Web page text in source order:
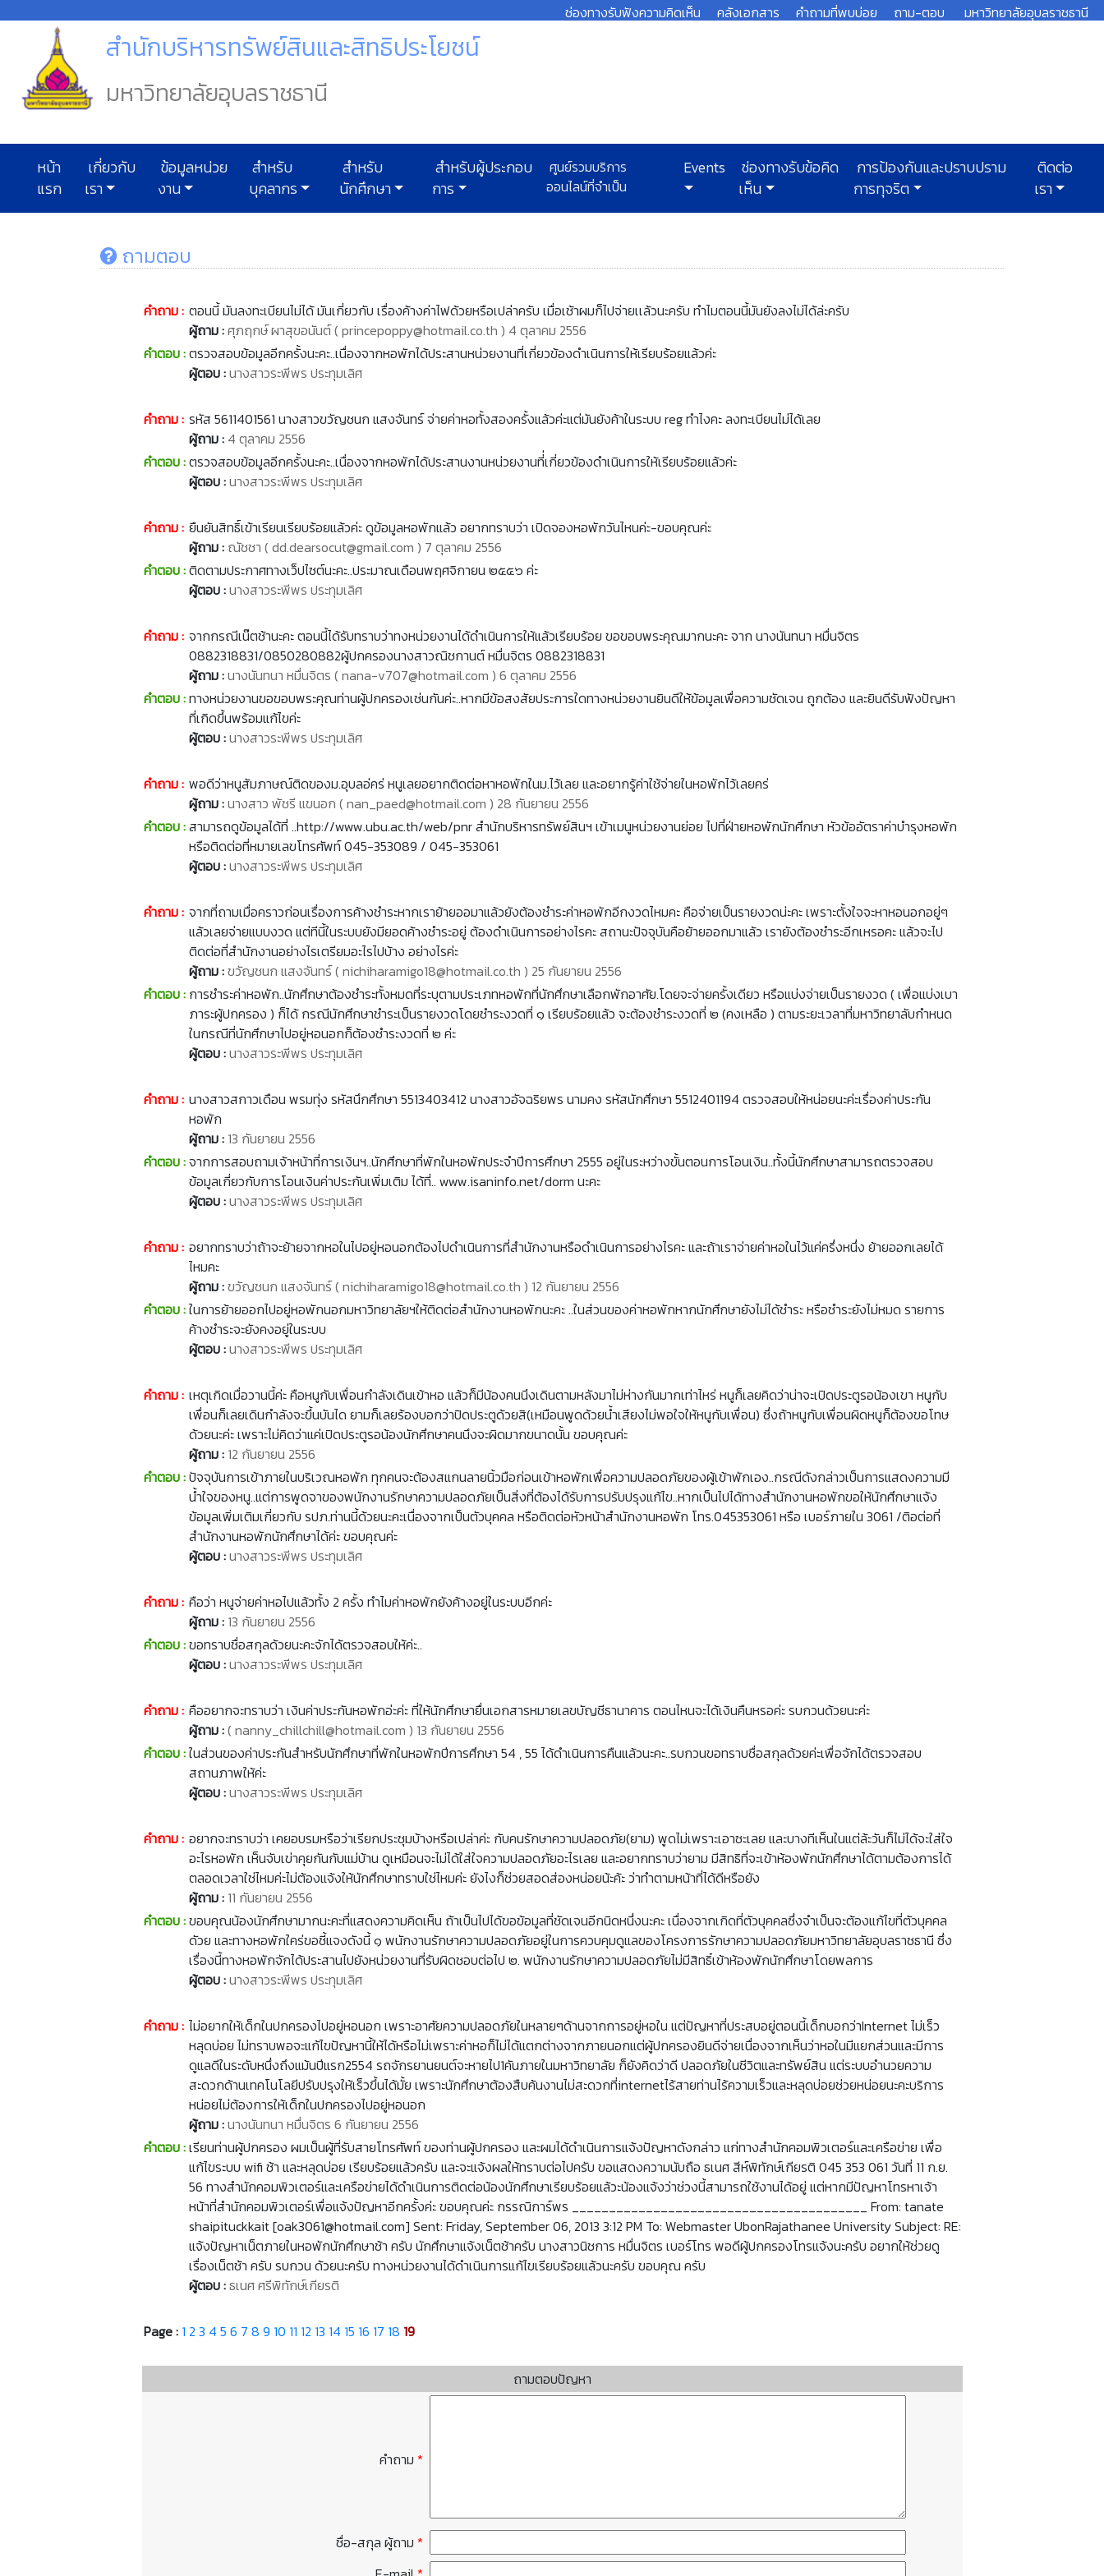
ช่องทางรับฟังความคิดเห็น คลังเอกสาร คำถามที่พบบ่อย ถาม-ตอบ มหาวิทยาลัยอุบลราชธานี
สำนักบริหารทรัพย์สินและสิทธิประโยชน์
มหาวิทยาลัยอุบลราชธานี
หน้า
แรก
เกี่ยวกับ
เรา
ข้อมูลหน่วย
งาน
สำหรับ
บุคลากร
สำหรับ
นักศึกษา
สำหรับผู้ประกอบ
การ
ศูนย์รวมบริการ
ออนไลน์ที่จำเป็น
Events
ช่องทางรับข้อคิด
เห็น
การป้องกันและปราบปราม
การทุจริต
ติดต่อ
เรา
ถามตอบ
คำถาม : ตอนนี้ มันลงทะเบียนไม่ได้ มันเกี่ยวกับ เรื่องค้างค่าไฟด้วยหรือเปล่าครับ เมื่อเช้าผมก็ไปจ่ายเเล้วนะครับ ทำไมตอนนี้มันยังลงไม่ได้ล่ะครับ
ผู้ถาม :ศุภฤกษ์ ผาสุขอนันต์ ( princepoppy@hotmail.co.th ) 4 ตุลาคม 2556
คำตอบ :ตรวจสอบข้อมูลอีกครั้งนะคะ..เนื่องจากหอพักได้ประสานหน่วยงานที่เกี่ยวข้องดำเนินการให้เรียบร้อยแล้วค่ะ
ผู้ตอบ :นางสาวระพีพร ประทุมเลิศ
คำถาม : รหัส 5611401561 นางสาวขวัญชนก แสงจันทร์ จ่ายค่าหอทั้งสองครั้งแล้วค่ะแต่มันยังค้าในระบบ reg ทำไงคะ ลงทะเบียนไม่ได้เลย
ผู้ถาม : 4 ตุลาคม 2556
คำตอบ :ตรวจสอบข้อมูลอีกครั้งนะคะ..เนื่องจากหอพักได้ประสานงานหน่วยงานที่่เกี่ยวข้องดำเนินการให้เรียบร้อยแล้วค่ะ
ผู้ตอบ :นางสาวระพีพร ประทุมเลิศ
คำถาม : ยืนยันสิทธิ์เข้าเรียนเรียบร้อยแล้วค่ะ ดูข้อมูลหอพักแล้ว อยากทราบว่า เปิดจองหอพักวันไหนค่ะ-ขอบคุณค่ะ
ผู้ถาม : ณัชชา ( dd.dearsocut@gmail.com ) 7 ตุลาคม 2556
คำตอบ :ติดตามประกาศทางเว็ปไซต์นะคะ..ประมาณเดือนพฤศจิกายน ๒๕๕๖ ค่ะ
ผู้ตอบ :นางสาวระพีพร ประทุมเลิศ
คำถาม : จากกรณีเน๊ตช้านะคะ ตอนนี้ได้รับทราบว่าทงหน่วยงานได้ดำเนินการให้แล้วเรียบร้อย ขอขอบพระคุณมากนะคะ จาก นางนันทนา หมื่นจิตร
0882318831/0850280882ผู้ปกครองนางสาวณิชกานต์ หมื่นจิตร 0882318831
ผู้ถาม :นางนันทนา หมื่นจิตร ( nana-v707@hotmail.com ) 6 ตุลาคม 2556
คำตอบ :ทางหน่วยงานขอขอบพระคุณท่านผู้ปกครองเช่นกันค่ะ..หากมีข้อสงสัยประการใดทางหน่วยงานยินดีให้ข้อมูลเพื่อความชัดเจน ถูกต้อง และยินดีรับฟังปัญหา
ที่เกิดขึ้นพร้อมแก้ไขค่ะ
ผู้ตอบ :นางสาวระพีพร ประทุมเลิศ
คำถาม : พอดีว่าหนูสัมภาษณ์ติดของม.อุบลอ่คร่ หนูเลยอยากติดต่อหาหอพักในม.ไว้เลย และอยากรู้ค่าใช้จ่ายในหอพักไว้เลยคร่
ผู้ถาม :นางสาว พัชรี แขนอก ( nan_paed@hotmail.com ) 28 กันยายน 2556
คำตอบ :สามารถดูข้อมูลได้ที่ ..http://www.ubu.ac.th/web/pnr สำนักบริหารทรัพย์สินฯ เข้าเมนูหน่วยงานย่อย ไปที่ฝ่ายหอพักนักศึกษา หัวข้ออัตราค่าบำรุงหอพัก
หรือติดต่อที่หมายเลขโทรศัพท์ 045-353089 / 045-353061
ผู้ตอบ :นางสาวระพีพร ประทุมเลิศ
คำถาม : จากที่ถามเมื่อคราวก่อนเรื่องการค้างชำระหากเราย้ายออมาแล้วยังต้องชำระค่าหอพักอีกงวดไหมคะ คือจ่ายเป็นรายงวดน่ะคะ เพราะตั้งใจจะหาหอนอกอยู่ๆ
แล้วเลยจ่ายแบบงวด แต่ทีนี้ในระบบยังมียอดค้างชำระอยู่ ต้องดำเนินการอย่างไรคะ สถานะปัจจุบันคือย้ายออกมาแล้ว เรายังต้องชำระอีกเหรอคะ แล้วจะไป
ติดต่อที่สำนักงานอย่างไรเตรียมอะไรไปบ้าง อย่างไรค่ะ
ผู้ถาม :ขวัญชนก แสงจันทร์ ( nichiharamigo18@hotmail.co.th ) 25 กันยายน 2556
คำตอบ : การชำระค่าหอพัก..นักศึกษาต้องชำระทั้งหมดที่ระบุตามประเภทหอพักที่นักศึกษาเลือกพักอาศัย.โดยจะจ่ายครั้งเดียว หรือแบ่งจ่ายเป็นรายงวด ( เพื่อแบ่งเบา
ภาระผู้ปกครอง ) ก็ได้ กรณีนักศึกษาชำระเป็นรายงวดโดยชำระงวดที่ ๑ เรียบร้อยแล้ว จะต้องชำระงวดที่ ๒ (คงเหลือ ) ตามระยะเวลาที่มหาวิทยาลับกำหนด
ในกรณีที่นักศึกษาไปอยู่หอนอกก็ต้องชำระงวดที่ ๒ ค่ะ
ผู้ตอบ :นางสาวระพีพร ประทุมเลิศ
คำถาม : นางสาวสกาวเดือน พรมทุ่ง รหัสนึกศึกษา 5513403412 นางสาวอัจฉริยพร นามคง รหัสนักศึกษา 5512401194 ตรวจสอบให้หน่อยนะค่ะเรื่องค่าประกัน
หอพัก
ผู้ถาม : 13 กันยายน 2556
คำตอบ :จากการสอบถามเจ้าหน้าที่การเงินฯ..นักศึกษาที่พักในหอพักประจำปีการศึกษา 2555 อยู่ในระหว่างขั้นตอนการโอนเงิน..ทั้งนี้นักศึกษาสามารถตรวจสอบ
ข้อมูลเกี่ยวกับการโอนเงินค่าประกันเพิ่มเติม ได้ที่.. www.isaninfo.net/dorm นะคะ
ผู้ตอบ :นางสาวระพีพร ประทุมเลิศ
คำถาม : อยากทราบว่าถ้าจะย้ายจากหอในไปอยู่หอนอกต้องไปดำเนินการที่สำนักงานหรือดำเนินการอย่างไรคะ และถ้าเราจ่ายค่าหอในไว้แค่ครึ่งหนึ่ง ย้ายออกเลยได้
ไหมคะ
ผู้ถาม :ขวัญชนก แสงจันทร์ ( nichiharamigo18@hotmail.co.th ) 12 กันยายน 2556
คำตอบ :ในการย้ายออกไปอยู่หอพักนอกมหาวิทยาลัยฯให้ติดต่อสำนักงานหอพักนะคะ ..ในส่วนของค่าหอพักหากนักศึกษายังไม่ได้ชำระ หรือชำระยังไม่หมด รายการ
ค้างชำระจะยังคงอยู่ในระบบ
ผู้ตอบ :นางสาวระพีพร ประทุมเลิศ
คำถาม : เหตุเกิดเมื่อวานนี้ค่ะ คือหนูกับเพื่อนกำลังเดินเข้าหอ แล้วก็มีน้องคนนึงเดินตามหลังมาไม่ห่างกันมากเท่าไหร่ หนูก็เลยคิดว่าน่าจะเปิดประตูรอน้องเขา หนูกับ
เพื่อนก็เลยเดินกำลังจะขึ้นบันได ยามก็เลยร้องบอกว่าปิดประตูด้วยสิ(เหมือนพูดด้วยน้ำเสียงไม่พอใจให้หนูกับเพื่อน) ซึ่งถ้าหนูกับเพื่อนผิดหนูก็ต้องขอโทษ
ด้วยนะค่ะ เพราะไม่คิดว่าแค่เปิดประตูรอน้องนักศึกษาคนนึงจะผิดมากขนาดนั้น ขอบคุณค่ะ
ผู้ถาม : 12 กันยายน 2556
คำตอบ :ปัจจุบันการเข้าภายในบริเวณหอพัก ทุกคนจะต้องสแกนลายนิ้วมือก่อนเข้าหอพักเพื่อความปลอดภัยของผู้เข้าพักเอง..กรณีดังกล่าวเป็นการแสดงความมี
น้ำใจของหนู..แต่การพูดจาของพนักงานรักษาความปลอดภัยเป็นสิ่งที่ต้องได้รับการปรับปรุงแก้ไข..หากเป็นไปได้ทางสำนักงานหอพักขอให้นักศึกษาแจ้ง
ข้อมูลเพิ่มเติมเกี่ยวกับ รปภ.ท่านนี้ด้วยนะคะเนื่องจากเป็นตัวบุคคล หรือติดต่อหัวหน้าสำนักงานหอพัก โทร.045353061 หรือ เบอร์ภายใน 3061 /ติอต่อที่
สำนักงานหอพักนักศึกษาได้ค่ะ ขอบคุณค่ะ
ผู้ตอบ :นางสาวระพีพร ประทุมเลิศ
คำถาม : คือว่า หนูจ่ายค่าหอไปแล้วทั้ง 2 ครั้ง ทำไมค่าหอพักยังค้างอยู่ในระบบอีกค่ะ
ผู้ถาม : 13 กันยายน 2556
คำตอบ :ขอทราบชื่อสกุลด้วยนะคะจักได้ตรวจสอบให้ค่ะ..
ผู้ตอบ :นางสาวระพีพร ประทุมเลิศ
คำถาม : คืออยากจะทราบว่า เงินค่าประกันหอพักอ่ะค่ะ ที่ให้นักศึกษายื่นเอกสารหมายเลขบัญชีธานาคาร ตอนไหนจะได้เงินคืนหรอค่ะ รบกวนด้วยนะค่ะ
ผู้ถาม :( nanny_chillchill@hotmail.com ) 13 กันยายน 2556
คำตอบ :ในส่วนของค่าประกันสำหรับนักศึกษาที่พักในหอพักปีการศึกษา 54 , 55 ได้ดำเนินการคืนแล้วนะคะ..รบกวนขอทราบชื่อสกุลด้วยค่ะเพื่อจักได้ตรวจสอบ
สถานภาพให้ค่ะ
ผู้ตอบ :นางสาวระพีพร ประทุมเลิศ
คำถาม : อยากจะทราบว่า เคยอบรมหรือว่าเรียกประชุมบ้างหรือเปล่าค่ะ กับคนรักษาความปลอดภัย(ยาม) พูดไม่เพราะเอาซะเลย และบางทีเห็นในแต่ล้ะวันก็ไม่ได้จะใส่ใจ
อะไรหอพัก เห็นจับเข่าคุยกันกับแม่บ้าน ดูเหมือนจะไม่ได้ใส่ใจความปลอดภัยอะไรเลย และอยากทราบว่ายาม มีสิทธิที่จะเข้าห้องพักนักศึกษาได้ตามต้องการได้
ตลอดเวลาใช่ไหมค่ะไม่ต้องแจ้งให้นักศึกษาทราบใช่ไหมค่ะ ยังไงก็ช่วยสอดส่องหน่อยน้ะค้ะ ว่าทำตามหน้าที่ได้ดีหรือยัง
ผู้ถาม : 11 กันยายน 2556
คำตอบ :ขอบคุณน้องนักศึกษามากนะคะที่แสดงความคิดเห็น ถ้าเป็นไปได้ขอข้อมูลที่ชัดเจนอีกนิดหนึ่งนะคะ เนื่องจากเกิดที่ตัวบุคคลซึ่งจำเป็นจะต้องแก้ไขที่ตัวบุคคล
ดัวย และทางหอพักใคร่ขอชี้แจงดังนี้ ๑ พนักงานรักษาความปลอดภัยอยู่ในการควบคุมดูแลของโครงการรักษาความปลอดภัยมหาวิทยาลัยอุบลราชธานี ซึ่ง
เรื่องนี้ทางหอพักจักได้ประสานไปยังหน่วยงานที่รับผิดชอบต่อไป ๒. พนักงานรักษาความปลอดภัยไม่มีสิทธิ๋เข้าห้องพักนักศึกษาโดยพลการ
ผู้ตอบ :นางสาวระพีพร ประทุมเลิศ
คำถาม : ไม่อยากให้เด็กในปกครองไปอยู่หอนอก เพราะอาศัยความปลอดภัยในหลายๆด้านจากการอยู่หอใน แต่ปัญหาที่ประสบอยู่ตอนนี้เด็กบอกว่าInternet ไม่เร็ว
หลุดบ่อย ไม่ทราบพอจะแก้ไขปัญหานี้ให้ได้หรือไม่เพราะค่าหอก็ไม่ได้แตกต่างจากภายนอกแต่ผู้ปกครองยินดีจ่ายเนื่องจากเห็นว่าหอในมีแยกส่วนและมีการ
ดูแลดีในระดับหนึ่งถึงแม้นปีแรก2554 รถจักรยานยนต์จะหายไป1คันภายในมหาวิทยาลัย ก็ยังคิดว่าดี ปลอดภัยในชีวิตและทรัพย์สิน แต่ระบบอำนวยความ
สะดวกด้านเทคโนโลยีปรับปรุงให้เร็วขึ้นได้มั้ย เพราะนักศึกษาต้องสืบค้นงานไม่สะดวกที่internetไร้สายท่านไร้ความเร็วและหลุดบ่อยช่วยหน่อยนะคะบริการ
หน่อยไม่ต้องการให้เด็กในปกครองไปอยู่หอนอก
ผู้ถาม :นางนันทนา หมื่นจิตร 6 กันยายน 2556
คำตอบ :เรียนท่านผู้ปกครอง ผมเป็นผู้ที่รับสายโทรศัพท์ ของท่านผู้ปกครอง และผมได้ดำเนินการแจ้งปัญหาดังกล่าว แก่ทางสำนักคอมพิวเตอร์และเครือข่าย เพื่อ
แก้ไขระบบ wifi ช้า และหลุดบ่อย เรียบร้อยแล้วครับ และจะแจ้งผลให้ทราบต่อไปครับ ขอแสดงความนับถือ ธเนศ สีห์พิทักษ์เกียรติ 045 353 061 วันที่ 11 ก.ย.
56 ทางสำนักคอมพิวเตอร์และเครือข่ายได้ดำเนินการติดต่อน้องนักศึกษาเรียบร้อยแล้วะน้องแจ้งว่าช่วงนี้สามารถใช้งานได้อยู่ แต่หากมีปัญหาโทรหาเจ้า
หน้าที่สำนักคอมพิวเตอร์เพื่อแจ้งปัญหาอีกครั้งค่ะ ขอบคุณค่ะ กรรณิการ์พร ________________________________________ From: tanate
shaipituckkait [oak3061@hotmail.com] Sent: Friday, September 06, 2013 3:12 PM To: Webmaster UbonRajathanee University Subject: RE:
แจ้งปัญหาเน็ตภายในหอพักนักศึกษาช้า ครับ นักศึกษาแจ้งเน็ตช้าครับ นางสาวนิชการ หมื่นจิตร เบอร์โทร พอดีผู้ปกครองโทรแจ้งนะครับ อยากให้ช่วยดู
เรื่องเน็ตช้า ครับ รบกวน ด้วยนะครับ ทางหน่วยงานได้ดำเนินการแก้ไขเรียบร้อยแล้วนะครับ ขอบคุณ ครับ
ผู้ตอบ :ธเนศ ศรีพิทักษ์เกียรติ
Page : 1 2 3 4 5 6 7 8 9 10 11 12 13 14 15 16 17 18 19
ถามตอบปัญหา
คำถาม *
ชื่อ-สกุล ผู้ถาม *